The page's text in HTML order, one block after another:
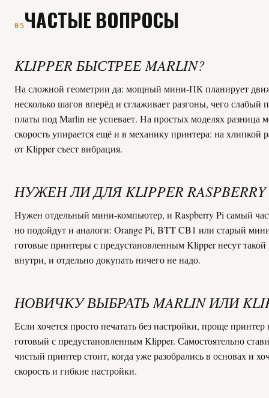
05ЧАСТЫЕ ВОПРОСЫ
KLIPPER БЫСТРЕЕ MARLIN?
На сложной геометрии да: мощный мини-ПК планирует
несколько шагов вперёд и сглаживает разгоны, чего слабый
платы под Marlin не успевает. На простых моделях разница
скорость упирается ещё и в механику принтера: на хлипкой
от Klipper съест вибрация.
НУЖЕН ЛИ ДЛЯ KLIPPER RASPBERRY
Нужен отдельный мини-компьютер, и Raspberry Pi самый
но подойдут и аналоги: Orange Pi, BTT CB1 или старый
готовые принтеры с предустановленным Klipper несут
внутри, и отдельно докупать ничего не надо.
НОВИЧКУ ВЫБРАТЬ MARLIN ИЛИ
Если хочется просто печатать без настройки, проще
готовый с предустановленным Klipper. Самостоятельно
чистый принтер стоит, когда уже разобрались в основах и
скорость и гибкие настройки.